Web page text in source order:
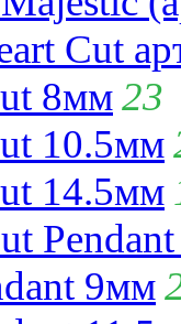
Cut
8мм23
10.5мм
14.5мм
9мм